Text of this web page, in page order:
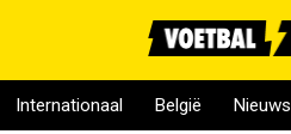
Internationaal België Nieuws